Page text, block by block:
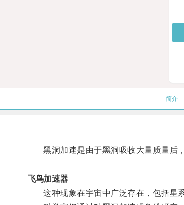
简介
黑洞加速是由于黑洞吸收大量质量后，
飞鸟加速器
这种现象在宇宙中广泛存在，包括星系